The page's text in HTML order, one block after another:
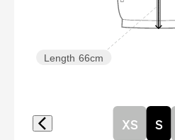
Length 66cm
XS S